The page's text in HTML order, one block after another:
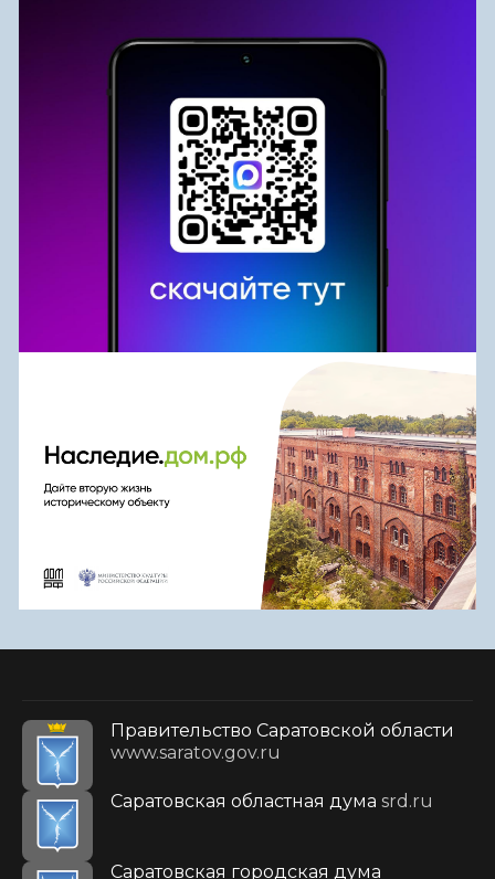
Правительство Саратовской области
www.saratov.gov.ru
Саратовская областная дума srd.ru
Саратовская городская дума